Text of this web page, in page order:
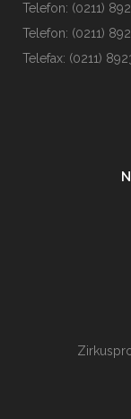
Telefon: (0211)
Telefon: (0211)
Telefax: (0211)